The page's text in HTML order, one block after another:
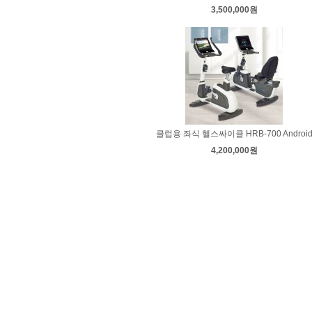
3,500,000원
클럽용 좌식 헬스싸이클 HRB-700 Android
4,200,000원